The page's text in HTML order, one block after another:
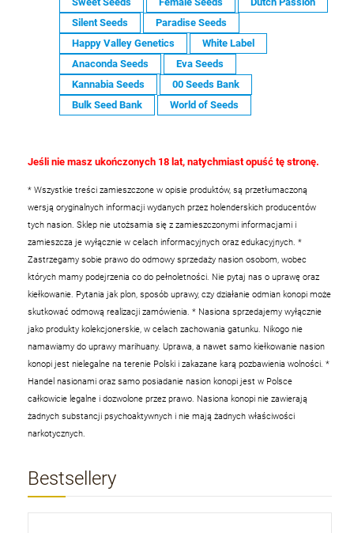
Silent Seeds
Paradise Seeds
Happy Valley Genetics
White Label
Anaconda Seeds
Eva Seeds
Kannabia Seeds
00 Seeds Bank
Bulk Seed Bank
World of Seeds
Jeśli nie masz ukończonych 18 lat, natychmiast opuść tę stronę.
* Wszystkie treści zamieszczone w opisie produktów, są przetłumaczoną
wersją oryginalnych informacji wydanych przez holenderskich producentów
tych nasion. Sklep nie utożsamia się z zamieszczonymi informacjami i
zamieszcza je wyłącznie w celach informacyjnych oraz edukacyjnych. *
Zastrzegamy sobie prawo do odmowy sprzedaży nasion osobom, wobec
których mamy podejrzenia co do pełnoletności. Nie pytaj nas o uprawę oraz
kiełkowanie. Pytania jak plon, sposób uprawy, czy działanie odmian konopi może
skutkować odmową realizacji zamówienia. * Nasiona sprzedajemy wyłącznie
jako produkty kolekcjonerskie, w celach zachowania gatunku. Nikogo nie
namawiamy do uprawy marihuany. Uprawa, a nawet samo kiełkowanie nasion
konopi jest nielegalne na terenie Polski i zakazane karą pozbawienia wolności. *
Handel nasionami oraz samo posiadanie nasion konopi jest w Polsce
całkowicie legalne i dozwolone przez prawo. Nasiona konopi nie zawierają
żadnych substancji psychoaktywnych i nie mają żadnych właściwości
narkotycznych.
Bestsellery